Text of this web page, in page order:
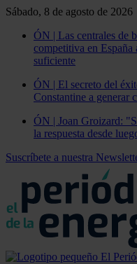
Sábado, 8 de agosto de 2026
ÓN | Las centrales de
competitiva en España
suficiente
ÓN | El secreto del
Constantine a generar
ÓN | Joan Groizard:
la respuesta desde
Suscríbete a nuestra